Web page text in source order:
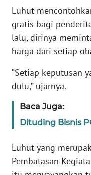
Luhut
gratis bagi
lalu, dirinya
harga dari setiap
“Setiap keputusan
dulu,” ujarnya.
Baca Juga:
Dituding Bisnis
Luhut yang
Pembatasan
MEDIA
SIBER
REDAKSI
KARIR
DISCLAIMER
Wahana
Regional
WN